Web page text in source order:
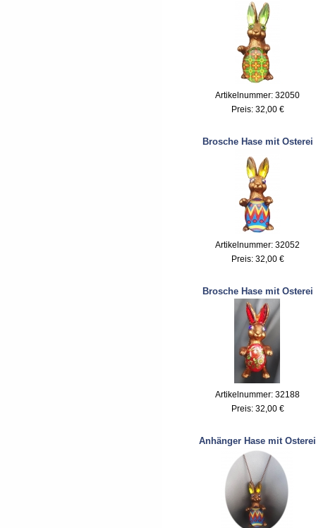
Artikelnummer: 32050
Preis: 32,00 €
Brosche Hase mit Osterei
Artikelnummer: 32052
Preis: 32,00 €
Brosche Hase mit Osterei
Artikelnummer: 32188
Preis: 32,00 €
Anhänger Hase mit Osterei